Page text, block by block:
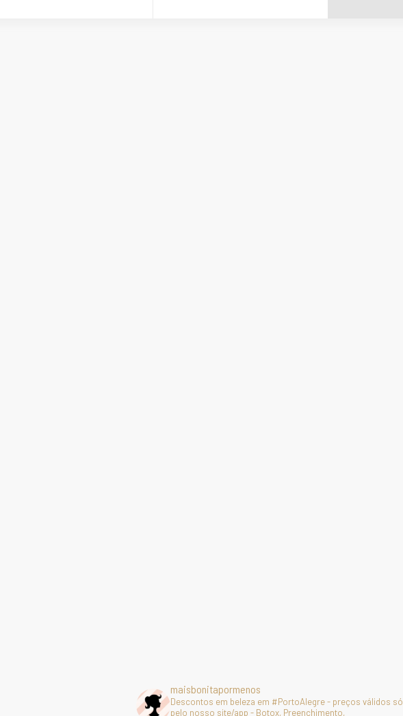
maisbonitapormenos
Descontos em beleza em #PortoAlegre - preços válidos só
pelo nosso site/app - Botox, Preenchimento,